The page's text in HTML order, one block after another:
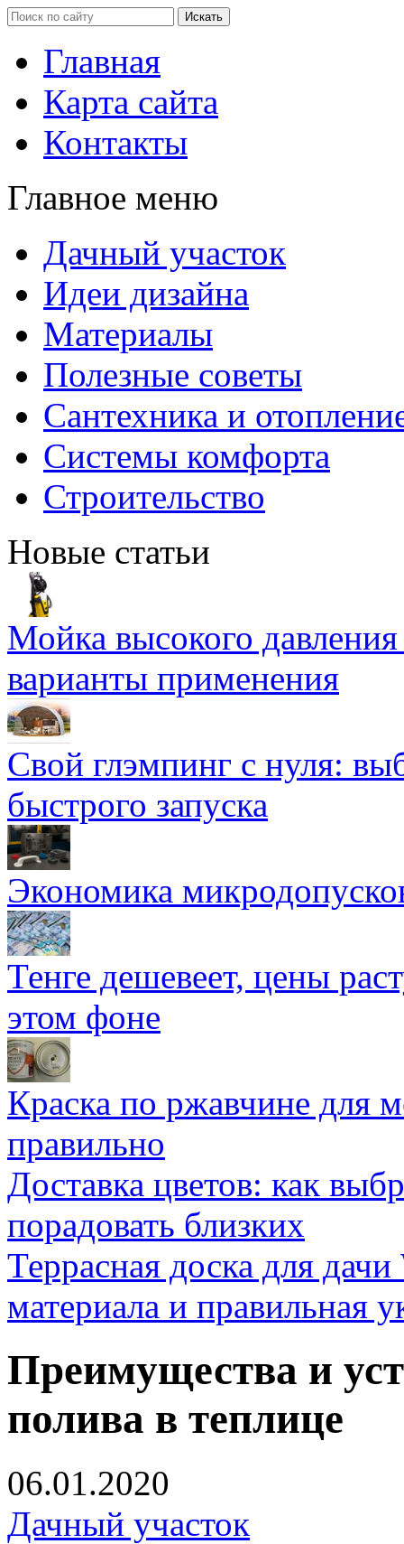
Главная
Карта сайта
Контакты
Главное меню
Дачный участок
Идеи дизайна
Материалы
Полезные советы
Сантехника и
Системы комфорта
Строительство
Новые статьи
Мойка высокого
варианты применения
Свой глэмпинг с нуля:
быстрого запуска
Экономика
Тенге дешевеет, цены
этом фоне
Краска по ржавчине для
правильно
Доставка цветов: как
порадовать близких
Террасная доска для
материала и правильная
Преимущества и
полива в теплице
06.01.2020
Дачный участок